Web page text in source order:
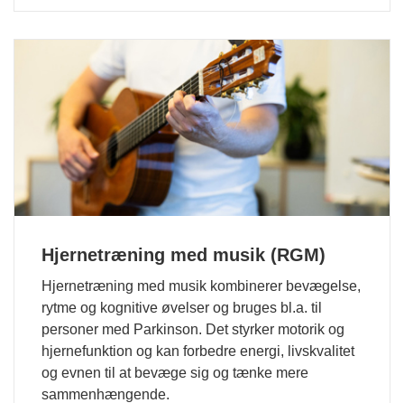
Hjernetræning med musik (RGM)
Hjernetræning med musik kombinerer bevægelse,
rytme og kognitive øvelser og bruges bl.a. til
personer med Parkinson. Det styrker motorik og
hjernefunktion og kan forbedre energi, livskvalitet
og evnen til at bevæge sig og tænke mere
sammenhængende.